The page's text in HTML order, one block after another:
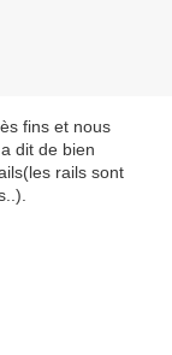
fins et nous
dit de bien
rails sont